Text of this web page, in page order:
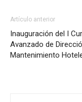
Artículo anterior
Inauguración del I
Avanzado de
Mantenimiento